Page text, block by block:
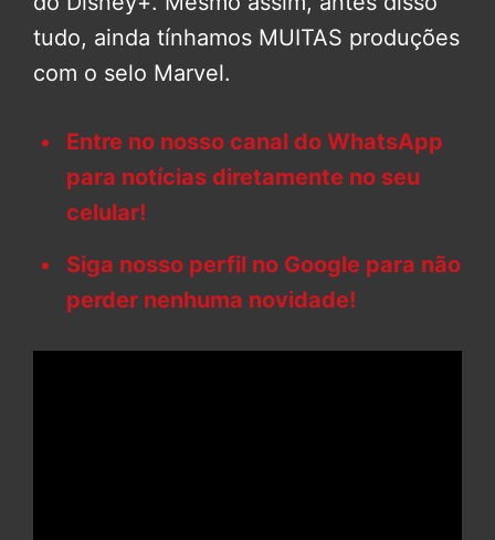
tudo, ainda tínhamos MUITAS produções
com o selo Marvel.
Entre no nosso canal do WhatsApp
para notícias diretamente no seu
celular!
Siga nosso perfil no Google para não
perder nenhuma novidade!